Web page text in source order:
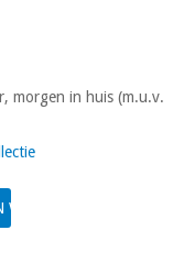
morgen in huis (m.u.v.